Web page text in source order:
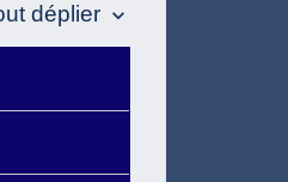
déplier keyboard_arrow_down